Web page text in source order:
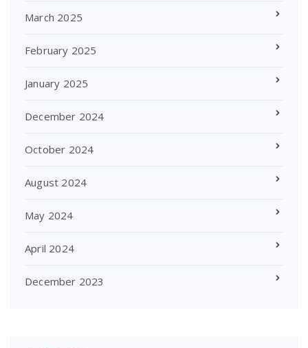
March 2025
February 2025
January 2025
December 2024
October 2024
August 2024
May 2024
April 2024
December 2023